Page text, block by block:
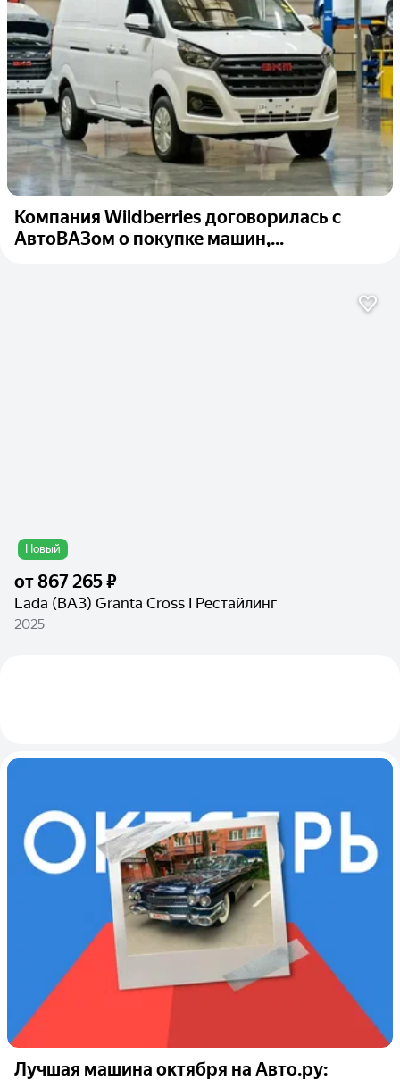
Компания Wildberries договорилась с
АвтоВАЗом о покупке машин,...
Новый
от867 265 ₽
Lada (ВАЗ) Granta Cross I Рестайлинг
2025
Лучшая машина октября на Авто.ру: